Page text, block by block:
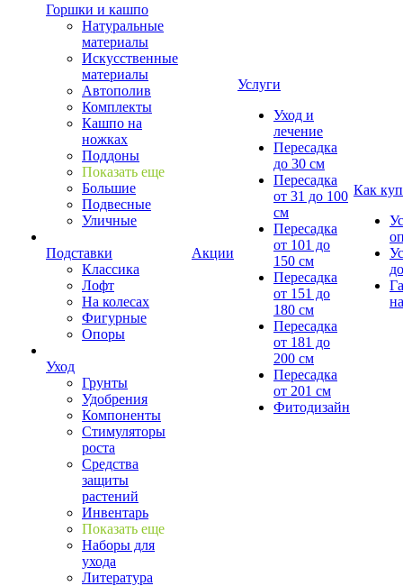
Горшки и кашпо
Натуральные
материалы
Искусственные
материалы
Автополив
Комплекты
Кашпо на
ножках
Поддоны
Показать еще
Большие
Подвесные
Уличные
Подставки
Классика
Лофт
На колесах
Фигурные
Опоры
Уход
Грунты
Удобрения
Компоненты
Стимуляторы
роста
Средства
защиты
растений
Инвентарь
Показать еще
Наборы для
ухода
Литература
Акции
Услуги
Уход и
лечение
Пересадка
до 30 см
Пересадка
от 31 до 100
см
Пересадка
от 101 до
150 см
Пересадка
от 151 до
180 см
Пересадка
от 181 до
200 см
Пересадка
от 201 см
Фитодизайн
Как